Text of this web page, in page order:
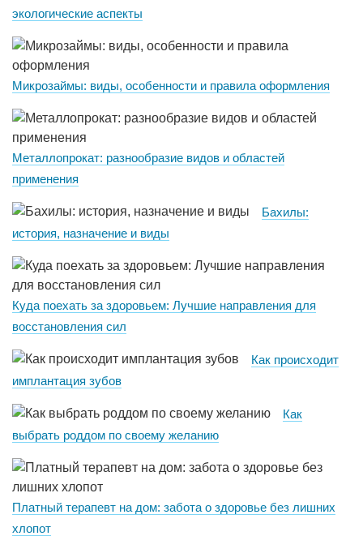
экологические аспекты
Микрозаймы: виды, особенности и правила оформления
Металлопрокат: разнообразие видов и областей
применения
Бахилы:
история, назначение и виды
Куда поехать за здоровьем: Лучшие направления для
восстановления сил
Как происходит
имплантация зубов
Как
выбрать роддом по своему желанию
Платный терапевт на дом: забота о здоровье без лишних
хлопот